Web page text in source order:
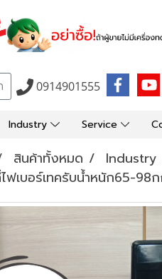
0914901555
Industry Service
สินค้าทั้งหมด Industry
ฟเบอร์เทครับน้ำหนัก65-